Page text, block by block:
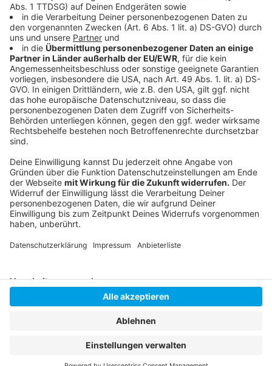
Mehr News aus der Stadt
Anzeige
Folge uns für mehr News & Updates:
Anzeige
Instagram |Facebook|WhatsApp-Kanal
Anzeige